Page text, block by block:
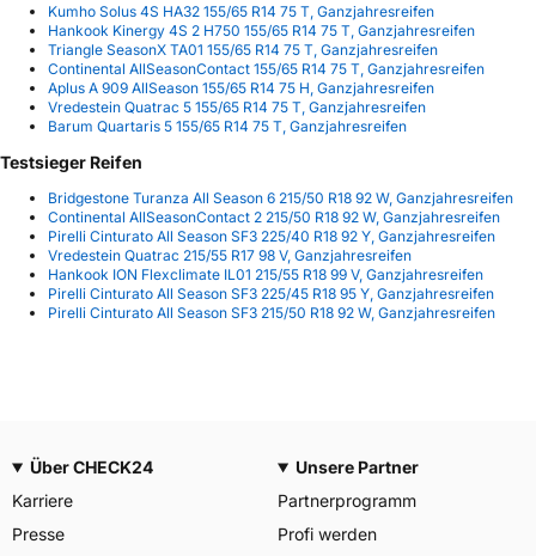
Kumho Solus 4S HA32 155/65 R14 75 T, Ganzjahresreifen
Hankook Kinergy 4S 2 H750 155/65 R14 75 T, Ganzjahresreifen
Triangle SeasonX TA01 155/65 R14 75 T, Ganzjahresreifen
Continental AllSeasonContact 155/65 R14 75 T, Ganzjahresreifen
Aplus A 909 AllSeason 155/65 R14 75 H, Ganzjahresreifen
Vredestein Quatrac 5 155/65 R14 75 T, Ganzjahresreifen
Barum Quartaris 5 155/65 R14 75 T, Ganzjahresreifen
Testsieger Reifen
Bridgestone Turanza All Season 6 215/50 R18 92 W, Ganzjahresreifen
Continental AllSeasonContact 2 215/50 R18 92 W, Ganzjahresreifen
Pirelli Cinturato All Season SF3 225/40 R18 92 Y, Ganzjahresreifen
Vredestein Quatrac 215/55 R17 98 V, Ganzjahresreifen
Hankook ION Flexclimate IL01 215/55 R18 99 V, Ganzjahresreifen
Pirelli Cinturato All Season SF3 225/45 R18 95 Y, Ganzjahresreifen
Pirelli Cinturato All Season SF3 215/50 R18 92 W, Ganzjahresreifen
Über CHECK24
Karriere
Presse
Unsere Partner
Partnerprogramm
Profi werden